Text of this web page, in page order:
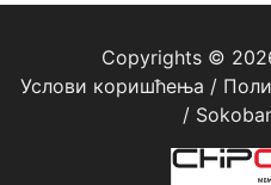
Copyrights ©
Услови коришћења /
/